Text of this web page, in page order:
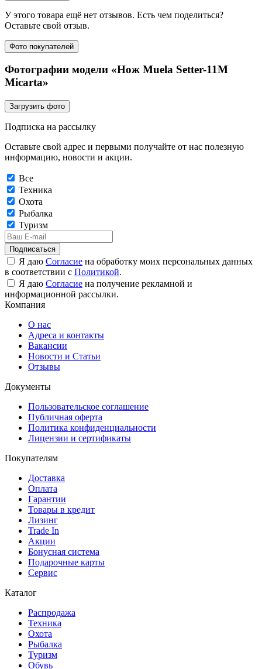
У этого товара ещё нет отзывов. Есть чем поделиться?
Оставьте свой отзыв.
Фото покупателей
Фотографии модели «Нож Muela Setter-11M
Micarta»
Загрузить фото
Подписка на рассылку
Оставьте свой адрес и первыми получайте от нас полезную
информацию, новости и акции.
Все
Техника
Охота
Рыбалка
Туризм
Подписаться
Я даю Согласие на обработку моих персональных данных
в соответствии с Политикой.
Я даю Согласие на получение рекламной и
информационной рассылки.
Компания
О нас
Адреса и контакты
Вакансии
Новости и Статьи
Отзывы
Документы
Пользовательское соглашение
Публичная оферта
Политика конфиденциальности
Лицензии и сертификаты
Покупателям
Доставка
Оплата
Гарантии
Товары в кредит
Лизинг
Trade In
Акции
Бонусная система
Подарочные карты
Сервис
Каталог
Распродажа
Техника
Охота
Рыбалка
Туризм
Обувь